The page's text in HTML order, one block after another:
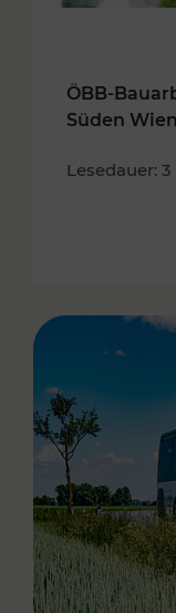
ÖBB-
Süden
Lesedauer: